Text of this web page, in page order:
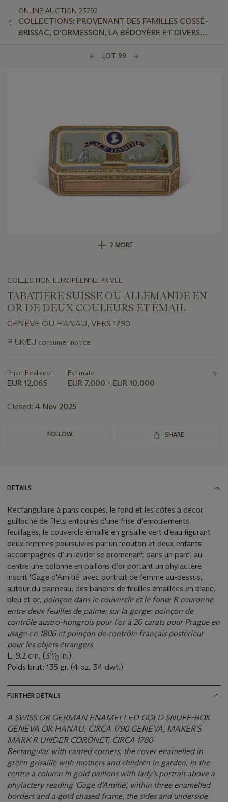
ONLINE AUCTION 23792
COLLECTIONS: PROVENANT DES FAMILLES COSSÉ-
BRISSAC, D'ORMESSON, LA BÉDOYÈRE ET DIVERS
LOT 99
2 MORE
COLLECTION EUROPÉENNE PRIVÉE
TABATIÈRE SUISSE OU ALLEMANDE EN
OR DE DEUX COULEURS ET ÉMAIL
GENÈVE OU HANAU, VERS 1790
Important
lot
∍ UK/EU consumer notice
Price Realised
EUR 12,065
Estimate
EUR 7,000 - EUR 10,000
Closed: 4 Nov 2025
FOLLOW SHARE
DETAILS
Rectangulaire à pans coupés, le fond et les côtés à décor
guilloché de filets entourés d'une frise d’enroulements
feuillagés, le couvercle émaillé en grisaille vert d'eau figurant
deux femmes poursuivies par un mouton et deux enfants
accompagnés d’un lévrier se promenant dans un parc, au
centre une colonne en paillons d’or portant un phylactère
inscrit 'Gage d'Amitié' avec portrait de femme au-dessus,
autour du panneau, des bandes de feuilles émaillées en blanc,
bleu et or, poinçon dans le couvercle et le fond: R couronné
entre deux feuilles de palme; sur la gorge: poinçon de
contrôle austro-hongrois pour l'or à 20 carats pour Prague en
usage en 1806 et poinçon de contrôle français postérieur
pour les objets étrangers
L. 9.2 cm. (35⁄8 in.)
Poids brut: 135 gr. (4 oz. 34 dwt.)
FURTHER DETAILS
A SWISS OR GERMAN ENAMELLED GOLD SNUFF-BOX
GENEVA OR HANAU, CIRCA 1790 GENEVA, MAKER'S
MARK R UNDER CORONET, CIRCA 1780
Rectangular with canted corners, the cover enamelled in
green grisaille with mothers and children in garden, in the
centre a column in gold paillons with lady's portrait above a
phylactery reading 'Gage d'Amitié', within three enamelled
borders and a gold chased frame, the sides and underside